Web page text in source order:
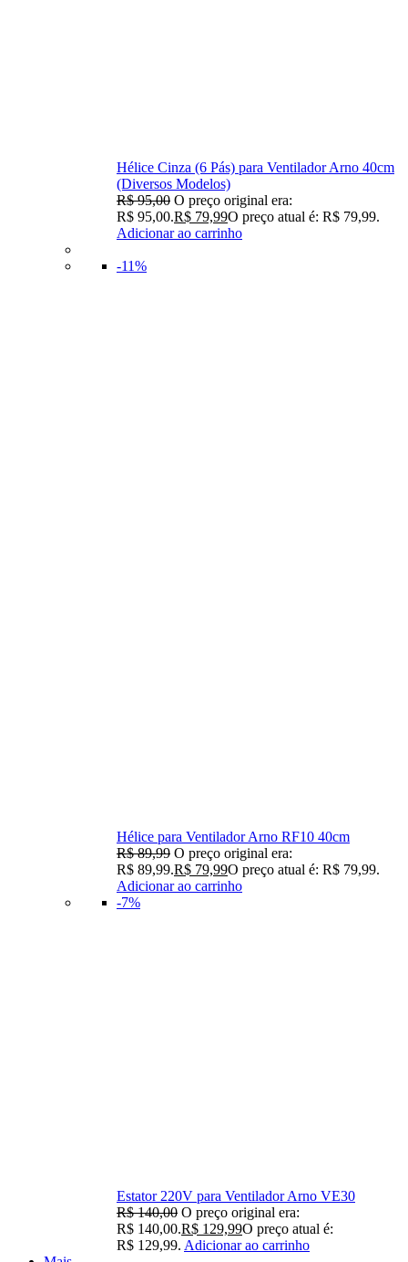
Hélice Cinza (6 Pás) para Ventilador Arno 40cm
(Diversos Modelos)
R$95,00 O preço original era:
R$ 95,00.R$ 79,99O preço atual é: R$ 79,99.
Adicionar ao carrinho
-11%
Hélice para Ventilador Arno RF10 40cm
R$89,99 O preço original era:
R$ 89,99.R$ 79,99O preço atual é: R$ 79,99.
Adicionar ao carrinho
-7%
Estator 220V para Ventilador Arno VE30
R$140,00 O preço original era:
R$ 140,00.R$ 129,99O preço atual é:
R$ 129,99. Adicionar ao carrinho